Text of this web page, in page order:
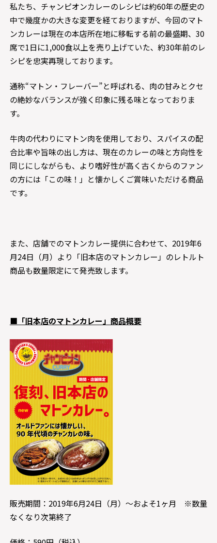
私たち、チャンピオンカレーのレシピは約60年の歴史の
中で幾度かの大きな変更を経ておりますが、今回のマト
ンカレーは現在の本店所在地に移転する前の最盛期、30
席で1日に1,000食以上を売り上げていた、約30年前のレ
シピを忠実再現しております。
通称“マトン・フレーバー”と呼ばれる、肉の甘みとクセ
の絶妙なバランスが強く印象に残る味となっておりま
す。
牛肉の代わりにマトン肉を使用しており、スパイスの配
合比率や旨味の出し方は、現在のカレーの味と方向性を
同じにしながらも、より嗜好性が高く古くからのファン
の方には「この味！」と懐かしくご賞味いただける商品
です。
また、店舗でのマトンカレー提供に合わせて、2019年6
月24日（月）より「旧本店のマトンカレー」のレトルト
商品も数量限定にて発売致します。
■「旧本店のマトンカレー」商品概要
販売期間：2019年6月24日（月）～およそ1ヶ月 ※数量
なくなり次第終了